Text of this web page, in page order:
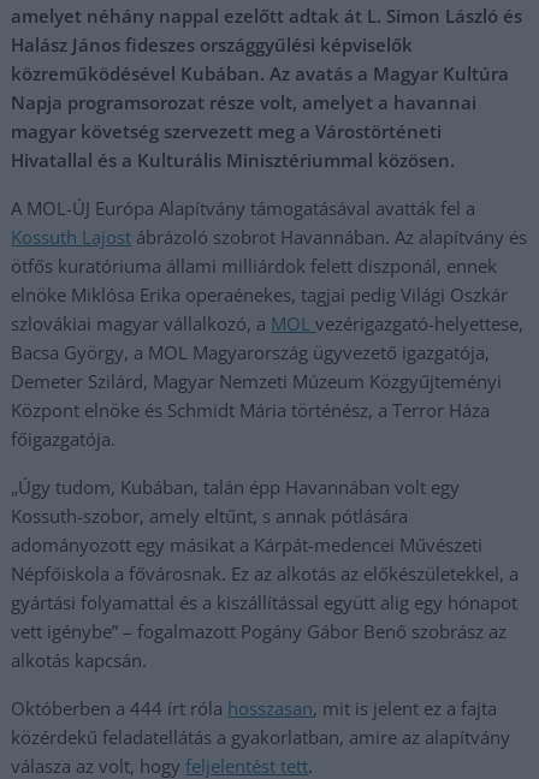
amelyet néhány nappal ezelőtt adtak át L. Simon László és
Halász János fideszes országgyűlési képviselők
közreműködésével Kubában. Az avatás a Magyar Kultúra
Napja programsorozat része volt, amelyet a havannai
magyar követség szervezett meg a Várostörténeti
Hivatallal és a Kulturális Minisztériummal közösen.
A MOL-ÚJ Európa Alapítvány támogatásával avatták fel a
Kossuth Lajost ábrázoló szobrot Havannában. Az alapítvány és
ötfős kuratóriuma állami milliárdok felett diszponál, ennek
elnöke Miklósa Erika operaénekes, tagjai pedig Világi Oszkár
szlovákiai magyar vállalkozó, a MOLvezérigazgató-helyettese,
Bacsa György, a MOL Magyarország ügyvezető igazgatója,
Demeter Szilárd, Magyar Nemzeti Múzeum Közgyűjteményi
Központ elnöke és Schmidt Mária történész, a Terror Háza
főigazgatója.
„Úgy tudom, Kubában, talán épp Havannában volt egy
Kossuth-szobor, amely eltűnt, s annak pótlására
adományozott egy másikat a Kárpát-medencei Művészeti
Népfőiskola a fővárosnak. Ez az alkotás az előkészületekkel, a
gyártási folyamattal és a kiszállítással együtt alig egy hónapot
vett igénybe” – fogalmazott Pogány Gábor Benő szobrász az
alkotás kapcsán.
Októberben a 444 írt róla hosszasan, mit is jelent ez a fajta
közérdekű feladatellátás a gyakorlatban, amire az alapítvány
válasza az volt, hogyfeljelentést tett.